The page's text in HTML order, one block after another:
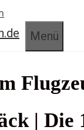
Menü
| Die